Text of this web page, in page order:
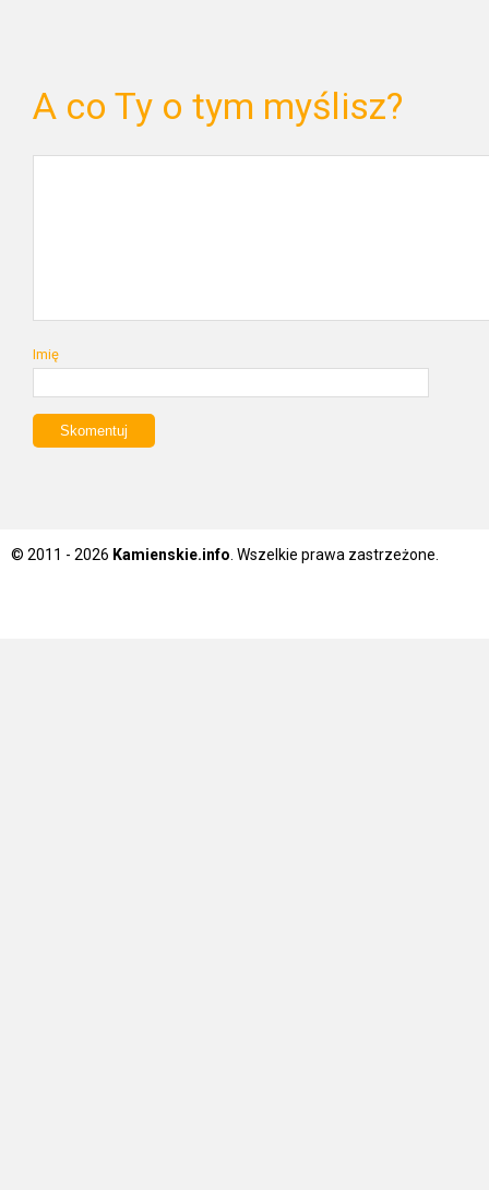
A co Ty o tym myślisz?
Imię
© 2011 - 2026 Kamienskie.info . Wszelkie prawa zastrzeżone.